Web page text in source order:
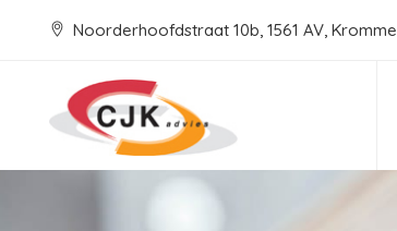
Noorderhoofdstraat 10b, 1561 AV,